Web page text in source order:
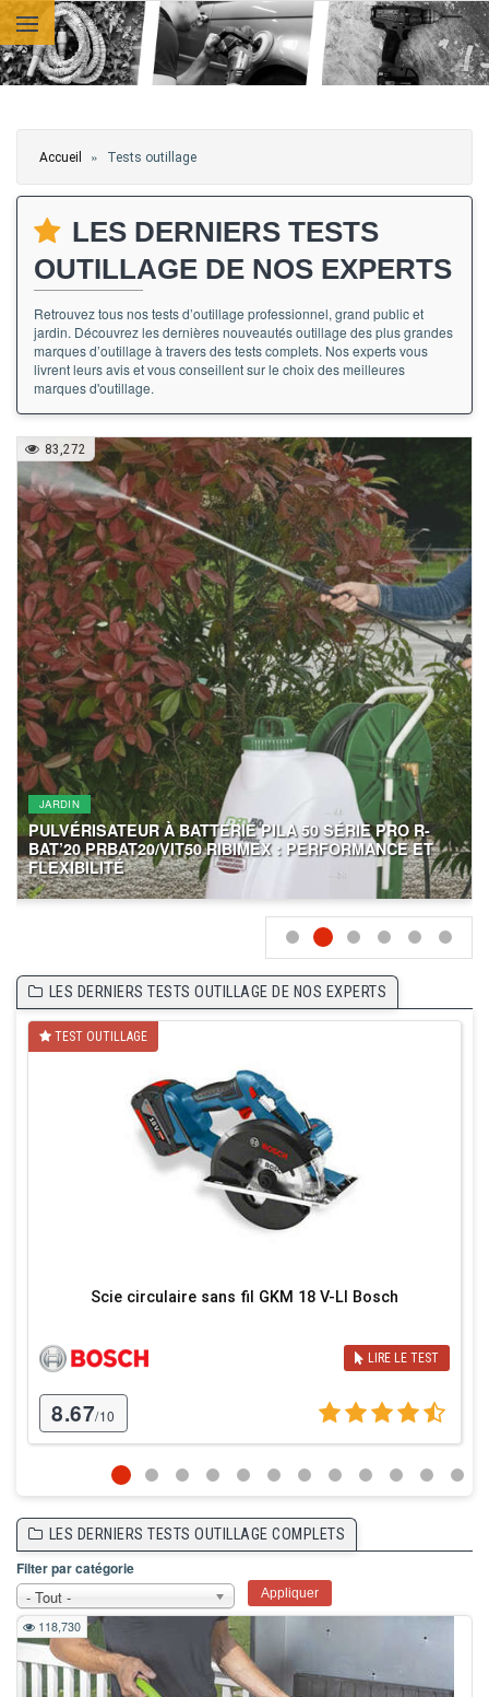
Aller au contenu principal
Vous êtes ici
Accueil » Tests outillage
LES DERNIERS TESTS
OUTILLAGE DE NOS EXPERTS
Retrouvez tous nos tests d’outillage professionnel, grand public et
jardin. Découvrez les dernières nouveautés outillage des plus grandes
marques d’outillage à travers des tests complets. Nos experts vous
livrent leurs avis et vous conseillent sur le choix des meilleures
marques d'outillage.
83,272
JARDIN
PULVÉRISATEUR À BATTERIE PILA 50 SÉRIE PRO R-
BAT’20 PRBAT20/VIT50 RIBIMEX : PERFORMANCE ET
FLEXIBILITÉ
LES DERNIERS TESTS OUTILLAGE DE NOS EXPERTS
TEST OUTILLAGE
Scie circulaire sans fil GKM 18 V-LI Bosch
LIRE LE TEST
8.67/10
LES DERNIERS TESTS OUTILLAGE COMPLETS
Filter par catégorie
- Tout -
118,730